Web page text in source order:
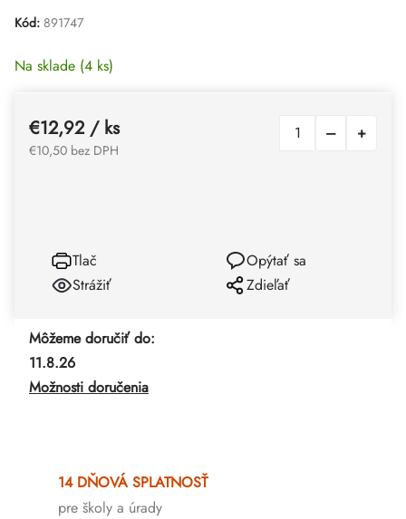
Kód: 891747
Na sklade (4 ks)
Môžeme doručiť do:
11.8.26
Možnosti doručenia
€12,92 / ks
€10,50 bez DPH
Tlač
Opýtať sa
Strážiť
Zdieľať
14 DŇOVÁ SPLATNOSŤ
pre školy a úrady